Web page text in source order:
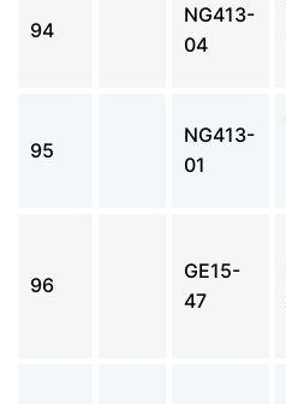
94
NG413-
04
95
NG413-
01
96
GE15-
47